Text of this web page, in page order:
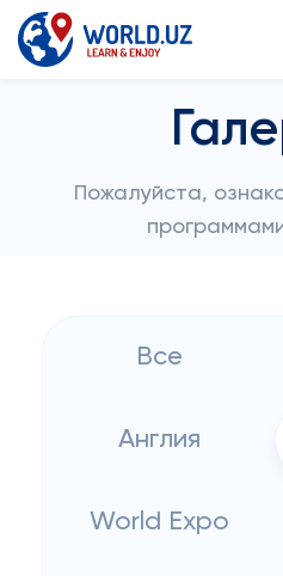
Пожалуйста,
Все
Англия
World Expo